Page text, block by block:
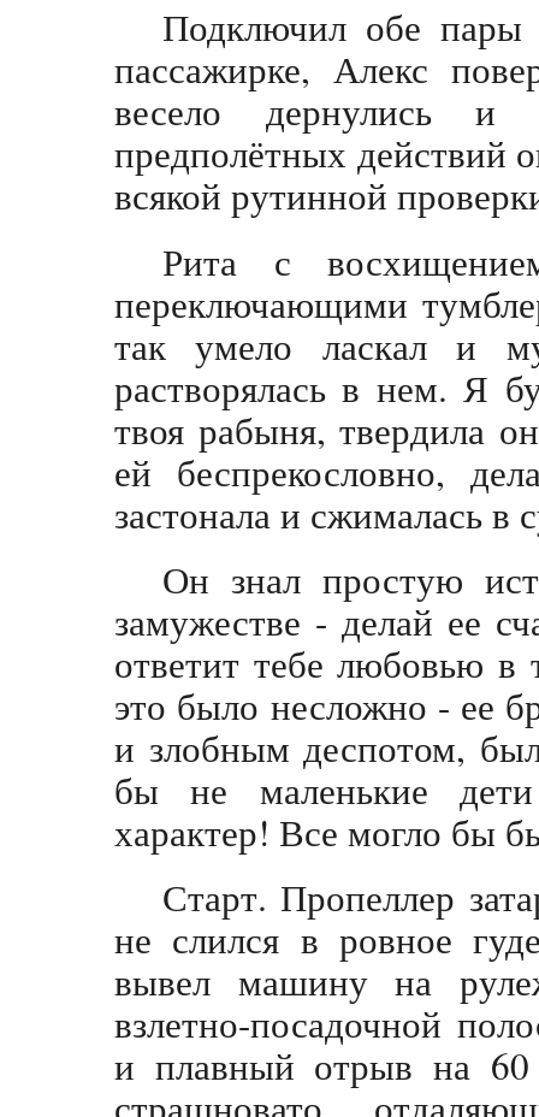
Подключил обе
пассажирке, Алекс
весело дернулись
предполётных действий
всякой рутинной
Рита с
переключающими
так умело ласкал и
растворялась в нем. Я
твоя рабыня, твердила
ей беспрекословно,
застонала и сжималась в
Он знал простую
замужестве - делай ее
ответит тебе любовью в
это было несложно - ее
и злобным деспотом,
бы не маленькие
характер! Все могло бы
Старт. Пропеллер
не слился в ровное
вывел машину на
взлетно-посадочной
и плавный отрыв на